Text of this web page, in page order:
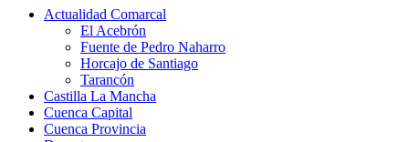
Actualidad Comarcal
El Acebrón
Fuente de Pedro Naharro
Horcajo de Santiago
Tarancón
Castilla La Mancha
Cuenca Capital
Cuenca Provincia